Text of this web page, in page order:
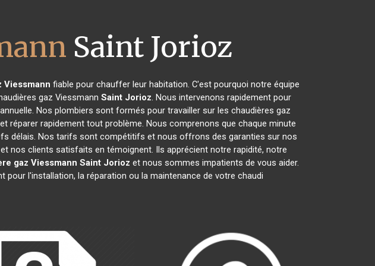
Saint Jorioz
Viessmann fiable pour chauffer leur habitation. C'est pourquoi notre équipe
gaz Viessmann Saint Jorioz. Nous intervenons rapidement pour
Nos plombiers sont formés pour travailler sur les chaudières gaz
réparer rapidement tout problème. Nous comprenons que chaque minute
délais. Nos tarifs sont compétitifs et nous offrons des garanties sur nos
nos clients satisfaits en témoignent. Ils apprécient notre rapidité, notre
gaz Viessmann Saint Jorioz et nous sommes impatients de vous aider.
l'installation, la réparation ou la maintenance de votre chaudi